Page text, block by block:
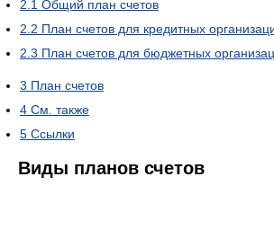
2.1 Общий план счетов
2.2 План счетов для кредитных
2.3 План счетов для бюджетных
3 План счетов
4 Cм. также
5 Ссылки
Виды планов счетов